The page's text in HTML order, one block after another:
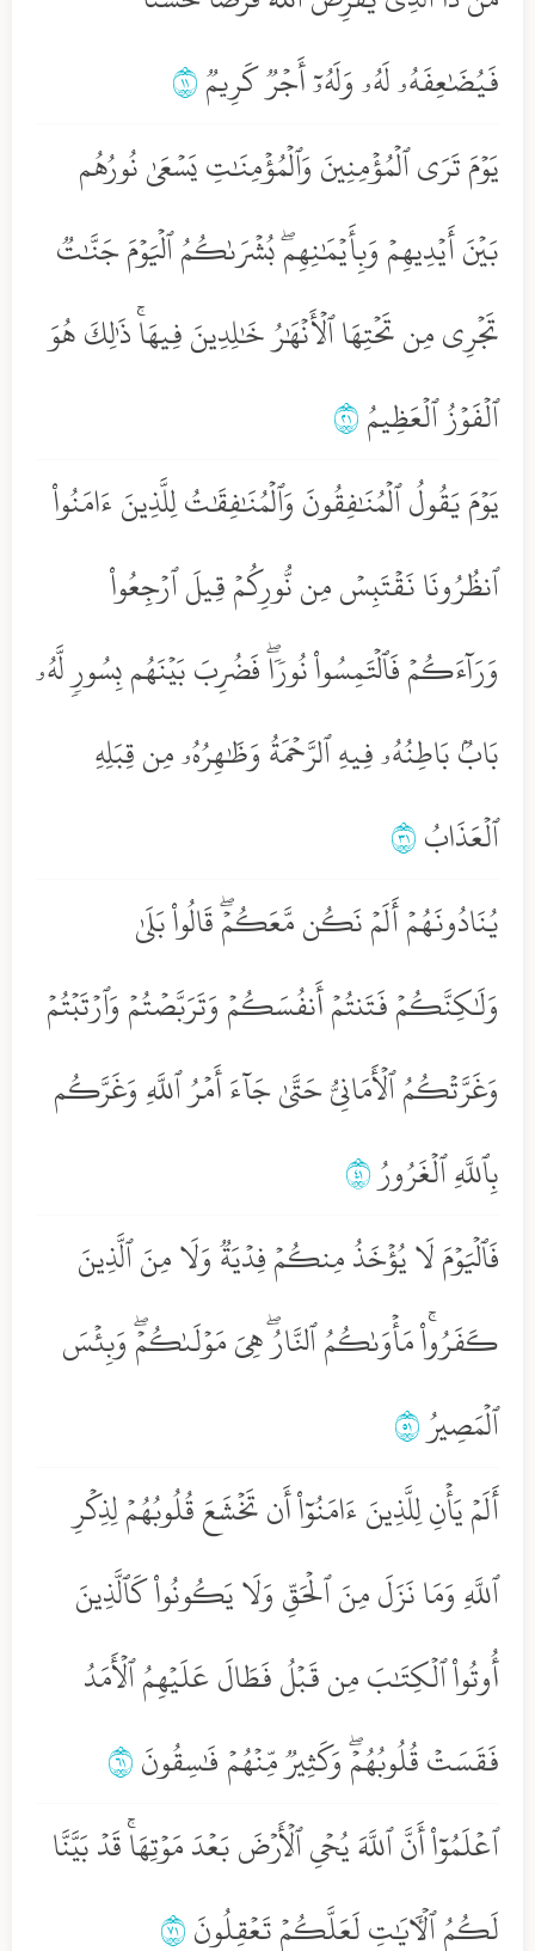
فَيُضَٰعِفَهُۥ لَهُۥ وَلَهُۥٓ أَجۡرٞ كَرِيمٞ١١
يَوۡمَ تَرَى ٱلۡمُؤۡمِنِينَ وَٱلۡمُؤۡمِنَٰتِ يَسۡعَىٰ نُورُهُم
بَيۡنَ أَيۡدِيهِمۡ وَبِأَيۡمَٰنِهِمۖ بُشۡرَىٰكُمُ ٱلۡيَوۡمَ جَنَّٰتٞ
تَجۡرِي مِن تَحۡتِهَا ٱلۡأَنۡهَٰرُ خَٰلِدِينَ فِيهَاۚ ذَٰلِكَ هُوَ
ٱلۡفَوۡزُ ٱلۡعَظِيمُ١٢
يَوۡمَ يَقُولُ ٱلۡمُنَٰفِقُونَ وَٱلۡمُنَٰفِقَٰتُ لِلَّذِينَ ءَامَنُواْ
ٱنظُرُونَا نَقۡتَبِسۡ مِن نُّورِكُمۡ قِيلَ ٱرۡجِعُواْ
وَرَآءَكُمۡ فَٱلۡتَمِسُواْ نُورٗاۖ فَضُرِبَ بَيۡنَهُم بِسُورٖ لَّهُۥ
بَابُۢ بَاطِنُهُۥ فِيهِ ٱلرَّحۡمَةُ وَظَٰهِرُهُۥ مِن قِبَلِهِ
ٱلۡعَذَابُ١٣
يُنَادُونَهُمۡ أَلَمۡ نَكُن مَّعَكُمۡۖ قَالُواْ بَلَىٰ
وَلَٰكِنَّكُمۡ فَتَنتُمۡ أَنفُسَكُمۡ وَتَرَبَّصۡتُمۡ وَٱرۡتَبۡتُمۡ
وَغَرَّتۡكُمُ ٱلۡأَمَانِيُّ حَتَّىٰ جَآءَ أَمۡرُ ٱللَّهِ وَغَرَّكُم
بِٱللَّهِ ٱلۡغَرُورُ١٤
فَٱلۡيَوۡمَ لَا يُؤۡخَذُ مِنكُمۡ فِدۡيَةٞ وَلَا مِنَ ٱلَّذِينَ
كَفَرُواْۚ مَأۡوَىٰكُمُ ٱلنَّارُۖ هِيَ مَوۡلَىٰكُمۡۖ وَبِئۡسَ
ٱلۡمَصِيرُ١٥
أَلَمۡ يَأۡنِ لِلَّذِينَ ءَامَنُوٓاْ أَن تَخۡشَعَ قُلُوبُهُمۡ لِذِكۡرِ
ٱللَّهِ وَمَا نَزَلَ مِنَ ٱلۡحَقِّ وَلَا يَكُونُواْ كَٱلَّذِينَ
أُوتُواْ ٱلۡكِتَٰبَ مِن قَبۡلُ فَطَالَ عَلَيۡهِمُ ٱلۡأَمَدُ
فَقَسَتۡ قُلُوبُهُمۡۖ وَكَثِيرٞ مِّنۡهُمۡ فَٰسِقُونَ١٦
ٱعۡلَمُوٓاْ أَنَّ ٱللَّهَ يُحۡيِ ٱلۡأَرۡضَ بَعۡدَ مَوۡتِهَاۚ قَدۡ بَيَّنَّا
لَكُمُ ٱلۡأٓيَٰتِ لَعَلَّكُمۡ تَعۡقِلُونَ١٧